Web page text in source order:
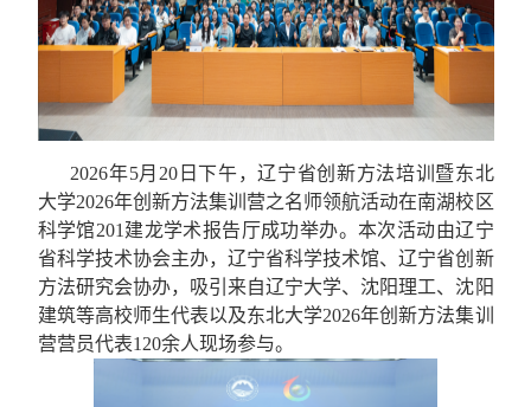
2026年5月 20日下午，辽宁省创新方法培训暨东北
大学2026年创新方法集训营之名师领航活动在南湖校区
科学馆201 建龙学术报告厅成功举办。本次活动由辽宁
省科学技术协会主办，辽宁省科学技术馆、辽宁省创新
方法研究会协办，吸引来自辽宁大学、沈阳理工、沈阳
建筑等高校师生代表以及东北大学2026年创新方法集训
营营员代表120余人现场参与。